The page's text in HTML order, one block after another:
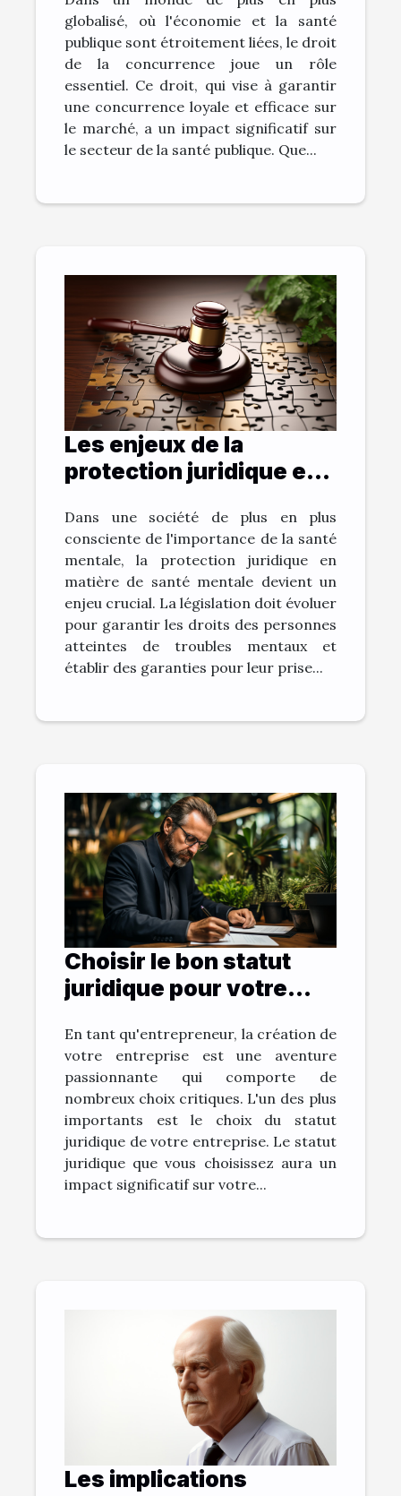
globalisé, où l'économie et la santé
publique sont étroitement liées, le droit
de la concurrence joue un rôle
essentiel. Ce droit, qui vise à garantir
une concurrence loyale et efficace sur
le marché, a un impact significatif sur
le secteur de la santé publique. Que...
Les enjeux de la
protection juridique en
mentale
Dans une société de plus en plus
consciente de l'importance de la santé
mentale, la protection juridique en
matière de santé mentale devient un
enjeu crucial. La législation doit évoluer
pour garantir les droits des personnes
atteintes de troubles mentaux et
établir des garanties pour leur prise...
Choisir le bon statut
juridique pour votre
En tant qu'entrepreneur, la création de
votre entreprise est une aventure
passionnante qui comporte de
nombreux choix critiques. L'un des plus
importants est le choix du statut
juridique de votre entreprise. Le statut
juridique que vous choisissez aura un
impact significatif sur votre...
Les implications